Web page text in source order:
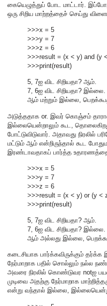
கையெழுத்துப் போட மாட்டார்.
ஒரு சிறிய மாற்றத்தைச் செய்து
>>>x = 5
>>>y = 7
>>>z = 6
>>>result = (x < y) and (y
>>>print(result)
5, 7ஐ விட சிறியதா? ஆம்.
7, 6ஐ விட சிறியதா? இல்லை.
ஆம் மற்றும் இல்லை,
அடுத்ததாக or. இவர் கொஞ்சம்
இல்லையென்றாலும் கூட,
போட்டுவிடுவார். அதாவது நிரலில்
மட்டும் ஆம் என்றிருந்தால் கூட
இரண்டாவதாகப் பார்த்த
>>>x = 5
>>>y = 7
>>>z = 6
>>>result = (x < y) or (y <
>>>print(result)
5, 7ஐ விட சிறியதா? ஆம்.
7, 6ஐ விட சிறியதா? இல்லை.
ஆம் அல்லது இல்லை,
கடைசியாக பார்க்கவிருக்கும்
நேர்மாறாக பதில் சொல்லும் நல்ல
அவரை நிரலில் கொண்டுவர notஐ
முடிவை அதற்கு நேர்மாறாக
என்று வந்தால் இல்லை,